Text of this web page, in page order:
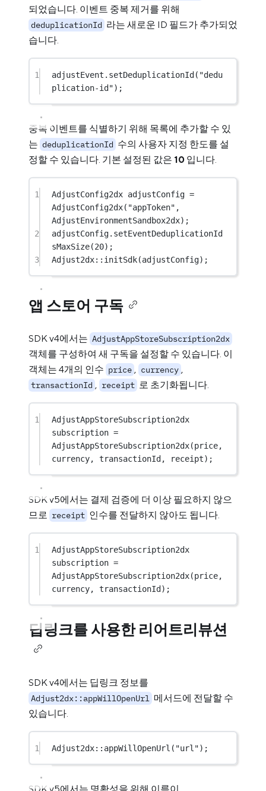
되었습니다. 이벤트 중복 제거를 위해
deduplicationId 라는 새로운 ID 필드가 추가되었
습니다.
1 adjustEvent. setDeduplicationId( "dedu
plication-id");
중복 이벤트를 식별하기 위해 목록에 추가할 수 있
는 deduplicationId 수의 사용자 지정 한도를 설
정할 수 있습니다. 기본 설정된 값은 10 입니다.
1 AdjustConfig2dx adjustConfig =
AdjustConfig2dx( "appToken" ,
AdjustEnvironmentSandbox2dx);
2
adjustConfig. setEventDeduplicationId
sMaxSize(20);
3
Adjust2dx:: initSdk(adjustConfig);
앱 스토어 구독
SDK v4에서는 AdjustAppStoreSubscription2dx
객체를 구성하여 새 구독을 설정할 수 있습니다. 이
객체는 4개의 인수 price , currency ,
transactionId , receipt 로 초기화됩니다.
1
AdjustAppStoreSubscription2dx
subscription =
AdjustAppStoreSubscription2dx(price,
currency, transactionId, receipt);
SDK v5에서는 결제 검증에 더 이상 필요하지 않으
므로 receipt 인수를 전달하지 않아도 됩니다.
1
AdjustAppStoreSubscription2dx
subscription =
AdjustAppStoreSubscription2dx(price,
currency, transactionId);
딥링크를 사용한 리어트리뷰션
SDK v4에서는 딥링크 정보를
Adjust2dx::appWillOpenUrl 메서드에 전달할 수
있습니다.
1 Adjust2dx:: appWillOpenUrl ( "url");